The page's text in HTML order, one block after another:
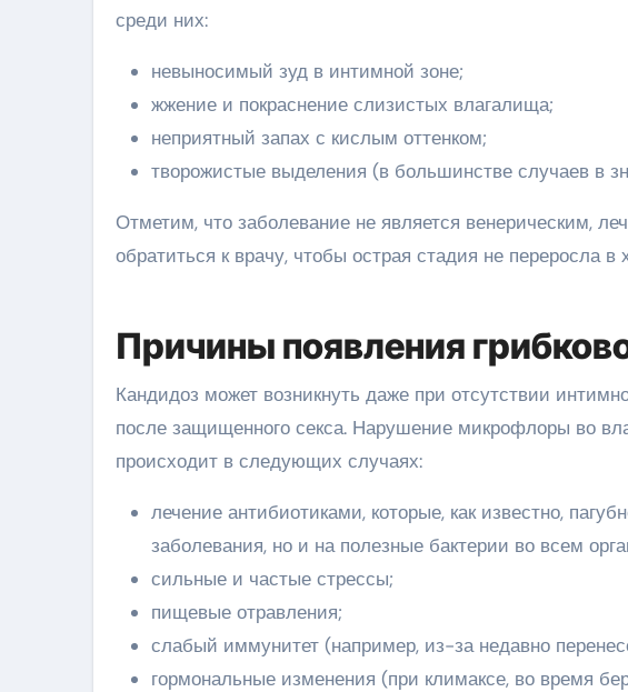
среди них:
невыносимый зуд в интимной зоне;
жжение и покраснение слизистых влагалища;
неприятный запах с кислым оттенком;
творожистые выделения (в большинстве случаев в
Отметим, что заболевание не является венерическим,
обратиться к врачу, чтобы острая стадия не переросла в
Причины появления
Кандидоз может возникнуть даже при отсутствии
после защищенного секса. Нарушение микрофлоры во
происходит в следующих случаях:
лечение антибиотиками, которые, как известно,
заболевания, но и на полезные бактерии во всем
сильные и частые стрессы;
пищевые отравления;
слабый иммунитет (например, из-за недавно
гормональные изменения (при климаксе, во время